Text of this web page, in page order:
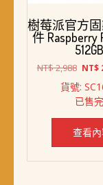
樹莓派官方
件 Raspberry
512GB
NT$2,988 原
價
格：
NT$
NT$
貨號:
已售完
查看